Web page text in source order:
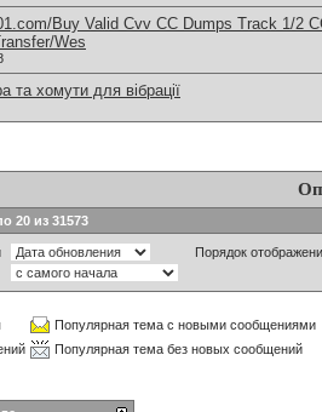
Buy Valid Cvv CC Dumps Track 1/2
Wes
та хомути для вібрації
20 из 31573
Порядок
Популярная тема с новыми сообщениями
Популярная тема без новых сообщений